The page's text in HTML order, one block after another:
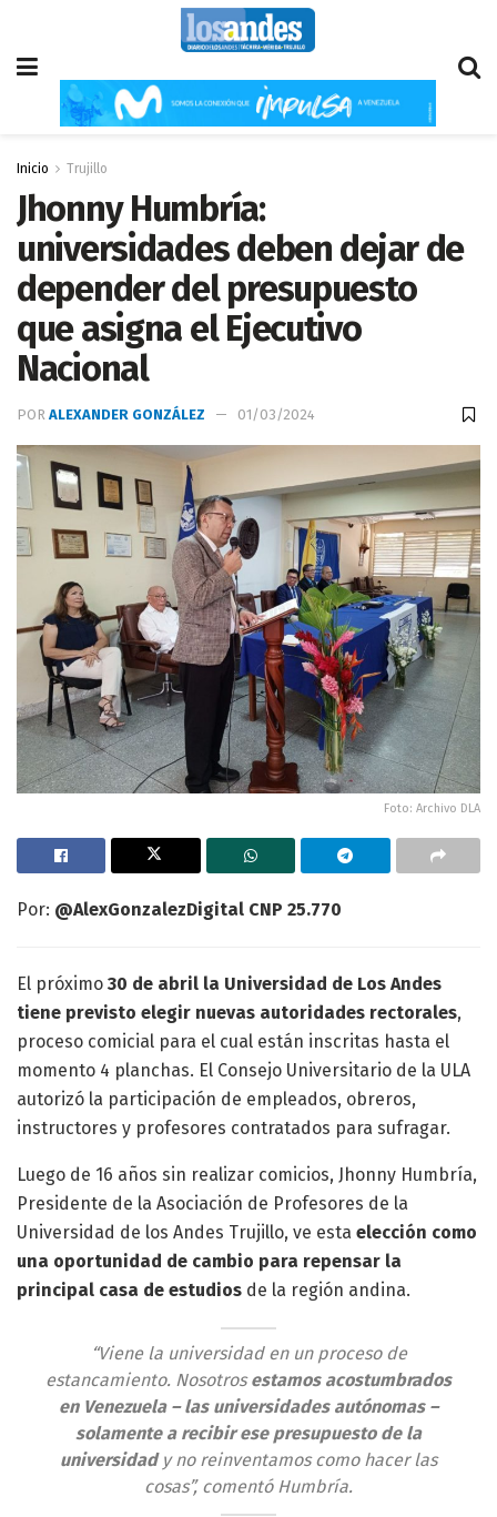
Inicio Trujillo
Jhonny Humbría:
universidades deben dejar de
depender del presupuesto
que asigna el Ejecutivo
Nacional
POR ALEXANDER GONZÁLEZ 01/03/2024
Foto: Archivo DLA
Por: @AlexGonzalezDigital CNP 25.770
El próximo 30 de abril la Universidad de Los Andes
tiene previsto elegir nuevas autoridades rectorales,
proceso comicial para el cual están inscritas hasta el
momento 4 planchas. El Consejo Universitario de la ULA
autorizó la participación de empleados, obreros,
instructores y profesores contratados para sufragar.
Luego de 16 años sin realizar comicios, Jhonny Humbría,
Presidente de la Asociación de Profesores de la
Universidad de los Andes Trujillo, ve esta elección como
una oportunidad de cambio para repensar la
principal casa de estudios de la región andina.
“Viene la universidad en un proceso de
estancamiento. Nosotrosestamos acostumbrados
en Venezuela – las universidades autónomas –
solamente a recibir ese presupuesto de la
universidady no reinventamos como hacer las
cosas”, comentó Humbría.